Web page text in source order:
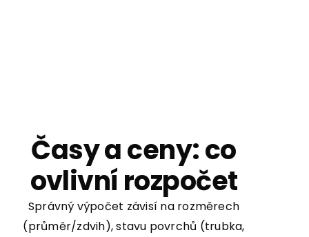
Časy a ceny: co
ovlivní rozpočet
Správný výpočet závisí na rozměrech
(průměr/zdvih),stavu povrchů (trubka,